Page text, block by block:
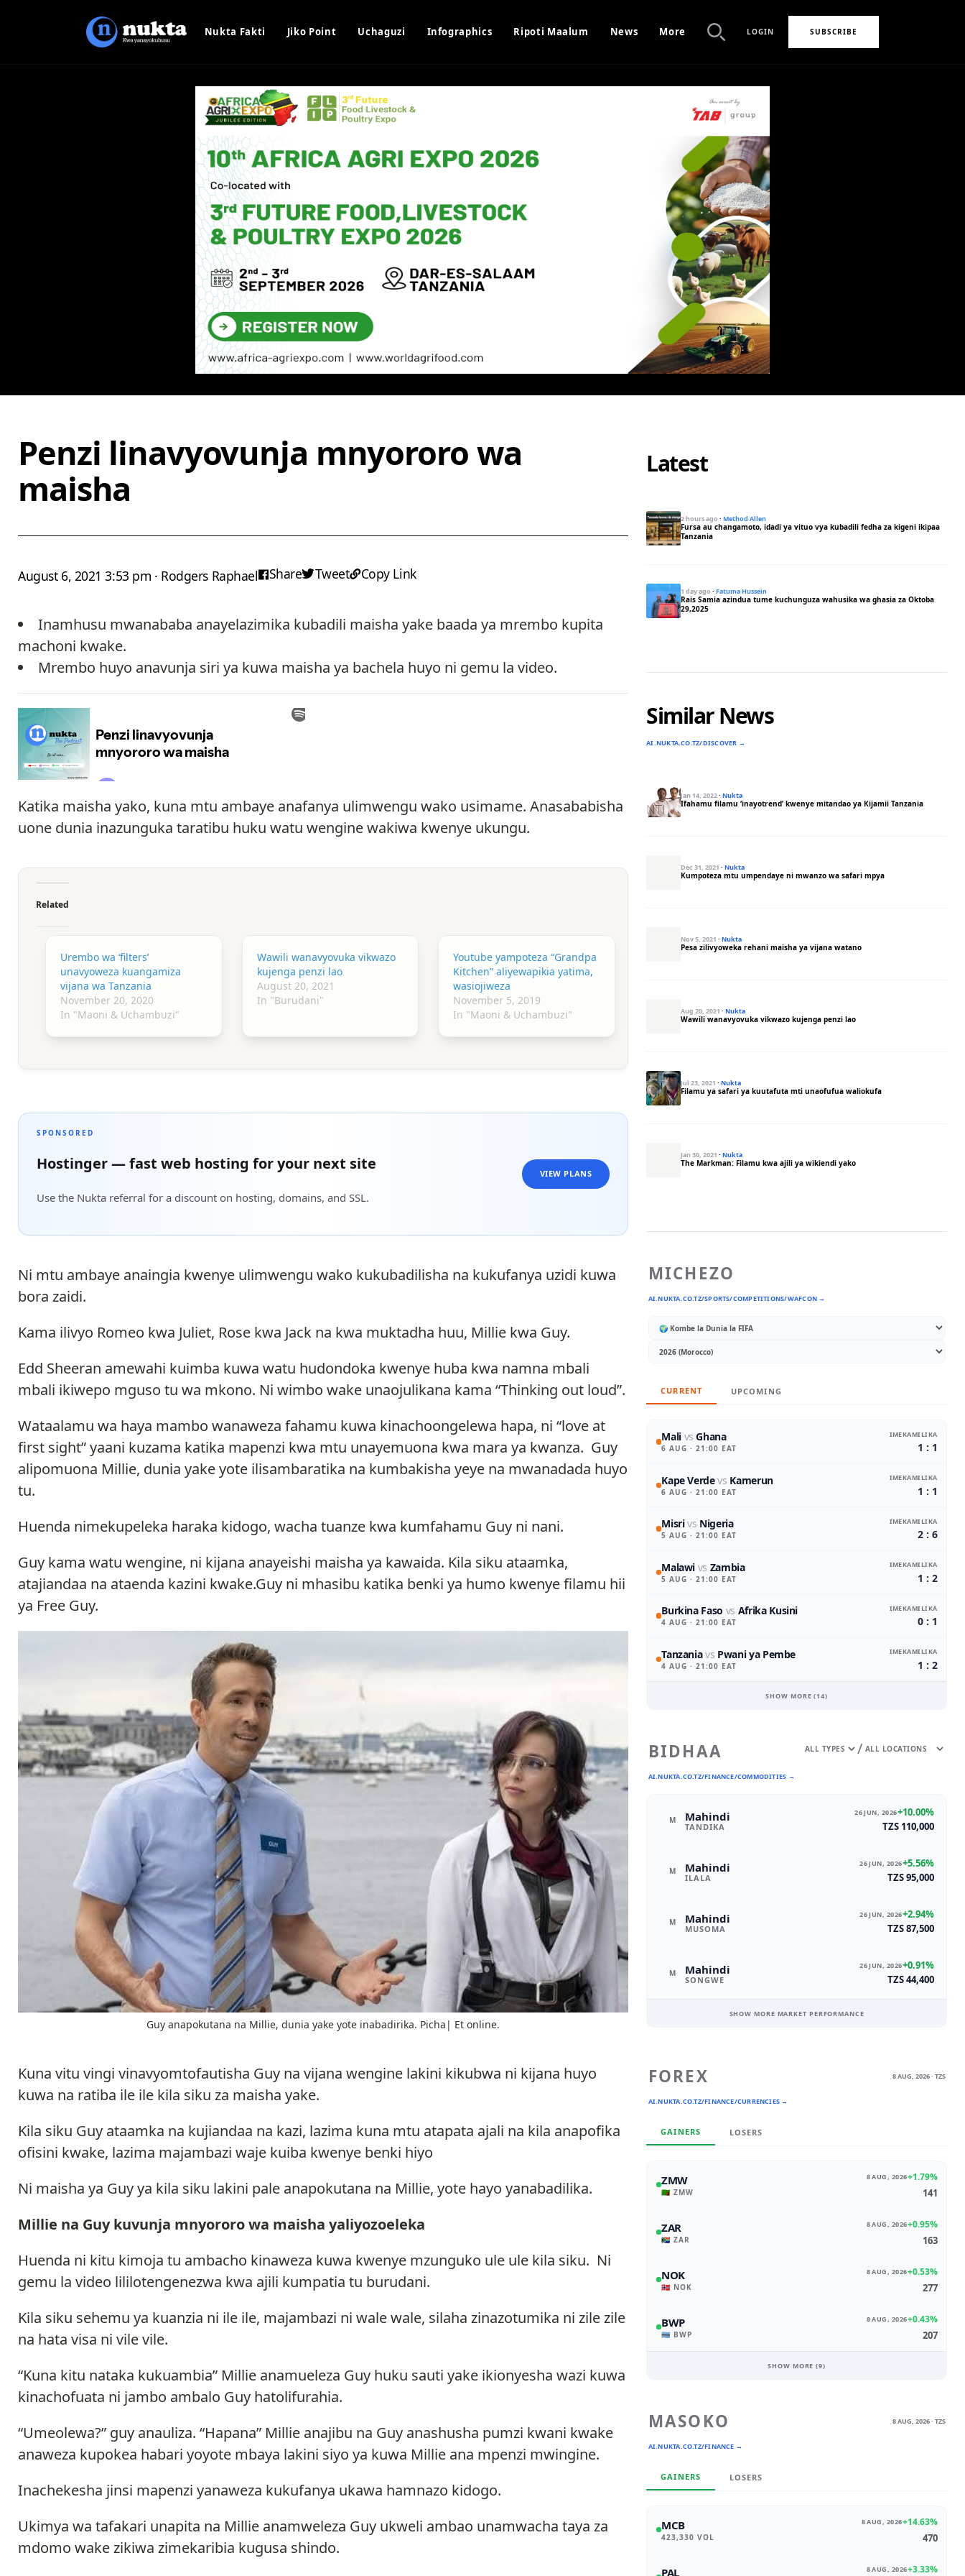
Nukta Fakti Jiko Point Uchaguzi Infographics Ripoti Maalum News More LOGIN SUBSCRIBE
Penzi linavyovunja mnyororo wa
maisha
August 6, 2021 3:53 pm · Rodgers Raphael Share Tweet Copy Link
Inamhusu mwanababa anayelazimika kubadili maisha yake baada ya mrembo kupita
machoni kwake.
Mrembo huyo anavunja siri ya kuwa maisha ya bachela huyo ni gemu la video.
Katika maisha yako, kuna mtu ambaye anafanya ulimwengu wako usimame. Anasababisha
uone dunia inazunguka taratibu huku watu wengine wakiwa kwenye ukungu.
Related
Urembo wa ‘filters’
unavyoweza kuangamiza
vijana wa Tanzania
November 20, 2020
In "Maoni & Uchambuzi"
Wawili wanavyovuka vikwazo
kujenga penzi lao
August 20, 2021
In "Burudani"
Youtube yampoteza “Grandpa
Kitchen” aliyewapikia yatima,
wasiojiweza
November 5, 2019
In "Maoni & Uchambuzi"
SPONSORED
Hostinger — fast web hosting for your next site
Use the Nukta referral for a discount on hosting, domains, and SSL.
VIEW PLANS
Ni mtu ambaye anaingia kwenye ulimwengu wako kukubadilisha na kukufanya uzidi kuwa
bora zaidi.
Kama ilivyo Romeo kwa Juliet, Rose kwa Jack na kwa muktadha huu, Millie kwa Guy.
Edd Sheeran amewahi kuimba kuwa watu hudondoka kwenye huba kwa namna mbali
mbali ikiwepo mguso tu wa mkono. Ni wimbo wake unaojulikana kama “Thinking out loud”.
Wataalamu wa haya mambo wanaweza fahamu kuwa kinachoongelewa hapa, ni “love at
first sight” yaani kuzama katika mapenzi kwa mtu unayemuona kwa mara ya kwanza. Guy
alipomuona Millie, dunia yake yote ilisambaratika na kumbakisha yeye na mwanadada huyo
tu.
Huenda nimekupeleka haraka kidogo, wacha tuanze kwa kumfahamu Guy ni nani.
Guy kama watu wengine, ni kijana anayeishi maisha ya kawaida. Kila siku ataamka,
atajiandaa na ataenda kazini kwake.Guy ni mhasibu katika benki ya humo kwenye filamu hii
ya Free Guy.
Guy anapokutana na Millie, dunia yake yote inabadirika. Picha| Et online.
Kuna vitu vingi vinavyomtofautisha Guy na vijana wengine lakini kikubwa ni kijana huyo
kuwa na ratiba ile ile kila siku za maisha yake.
Kila siku Guy ataamka na kujiandaa na kazi, lazima kuna mtu atapata ajali na kila anapofika
ofisini kwake, lazima majambazi waje kuiba kwenye benki hiyo
Ni maisha ya Guy ya kila siku lakini pale anapokutana na Millie, yote hayo yanabadilika.
Millie na Guy kuvunja mnyororo wa maisha yaliyozoeleka
Huenda ni kitu kimoja tu ambacho kinaweza kuwa kwenye mzunguko ule ule kila siku. Ni
gemu la video lililotengenezwa kwa ajili kumpatia tu burudani.
Kila siku sehemu ya kuanzia ni ile ile, majambazi ni wale wale, silaha zinazotumika ni zile zile
na hata visa ni vile vile.
“Kuna kitu nataka kukuambia” Millie anamueleza Guy huku sauti yake ikionyesha wazi kuwa
kinachofuata ni jambo ambalo Guy hatolifurahia.
“Umeolewa?” guy anauliza. “Hapana” Millie anajibu na Guy anashusha pumzi kwani kwake
anaweza kupokea habari yoyote mbaya lakini siyo ya kuwa Millie ana mpenzi mwingine.
Inachekesha jinsi mapenzi yanaweza kukufanya ukawa hamnazo kidogo.
Ukimya wa tafakari unapita na Millie anamweleza Guy ukweli ambao unamwacha taya za
mdomo wake zikiwa zimekaribia kugusa shindo.
Latest
2 hours ago ·Method Allen
Fursa au changamoto, idadi ya vituo vya kubadili fedha za kigeni ikipaa
Tanzania
1 day ago ·Fatuma Hussein
Rais Samia azindua tume kuchunguza wahusika wa ghasia za Oktoba
29,2025
Similar News
AI.NUKTA.CO.TZ/DISCOVER →
Jan 14, 2022·Nukta
Ifahamu filamu ‘inayotrend’ kwenye mitandao ya Kijamii Tanzania
Dec 31, 2021·Nukta
Kumpoteza mtu umpendaye ni mwanzo wa safari mpya
Nov 5, 2021·Nukta
Pesa zilivyoweka rehani maisha ya vijana watano
Aug 20, 2021·Nukta
Wawili wanavyovuka vikwazo kujenga penzi lao
Jul 23, 2021·Nukta
Filamu ya safari ya kuutafuta mti unaofufua waliokufa
Jan 30, 2021·Nukta
The Markman: Filamu kwa ajili ya wikiendi yako
MICHEZO
AI.NUKTA.CO.TZ/SPORTS/COMPETITIONS/WAFCON →
CURRENT UPCOMING
Mali vsGhana
6 AUG · 21:00 EAT
IMEKAMILIKA
1 : 1
Kape Verdevs Kamerun
6 AUG · 21:00 EAT
IMEKAMILIKA
1 : 1
Misrivs Nigeria
5 AUG · 21:00 EAT
IMEKAMILIKA
2 : 6
Malawi vs Zambia
5 AUG · 21:00 EAT
IMEKAMILIKA
1 : 2
Burkina Faso vs Afrika Kusini
4 AUG · 21:00 EAT
IMEKAMILIKA
0 : 1
Tanzaniavs Pwani ya Pembe
4 AUG · 21:00 EAT
IMEKAMILIKA
1 : 2
SHOW MORE (14)
BIDHAA
AI.NUKTA.CO.TZ/FINANCE/COMMODITIES →
/
M Mahindi
TANDIKA
26 JUN, 2026+10.00%
TZS 110,000
M Mahindi
ILALA
26 JUN, 2026+5.56%
TZS 95,000
M Mahindi
MUSOMA
26 JUN, 2026+2.94%
TZS 87,500
M Mahindi
SONGWE
26 JUN, 2026+0.91%
TZS 44,400
SHOW MORE MARKET PERFORMANCE
FOREX
AI.NUKTA.CO.TZ/FINANCE/CURRENCIES →
8 AUG, 2026 · TZS
GAINERS LOSERS
ZMW
🇿🇲 ZMW
8 AUG, 2026+1.79%
141
ZAR
🇿🇦 ZAR
8 AUG, 2026+0.95%
163
NOK
🇳🇴 NOK
8 AUG, 2026+0.53%
277
BWP
🇧🇼 BWP
8 AUG, 2026+0.43%
207
SHOW MORE (9)
MASOKO
AI.NUKTA.CO.TZ/FINANCE →
8 AUG, 2026 · TZS
GAINERS LOSERS
MCB
423,330 VOL
8 AUG, 2026+14.63%
470
PAL 8 AUG, 2026+3.33%